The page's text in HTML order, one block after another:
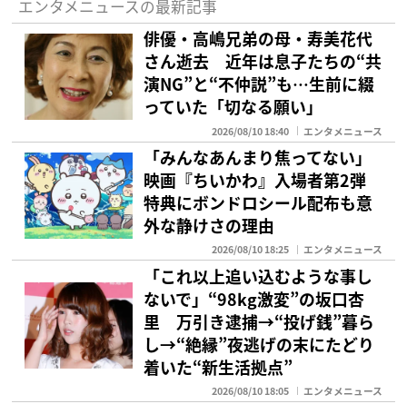
エンタメニュースの最新記事
俳優・高嶋兄弟の母・寿美花代
さん逝去 近年は息子たちの“共
演NG”と“不仲説”も…生前に綴
っていた「切なる願い」
2026/08/10 18:40 エンタメニュース
「みんなあんまり焦ってない」
映画『ちいかわ』入場者第2弾
特典にボンドロシール配布も意
外な静けさの理由
2026/08/10 18:25 エンタメニュース
「これ以上追い込むような事し
ないで」“98kg激変”の坂口杏
里 万引き逮捕→“投げ銭”暮ら
し→“絶縁”夜逃げの末にたどり
着いた“新生活拠点”
2026/08/10 18:05 エンタメニュース